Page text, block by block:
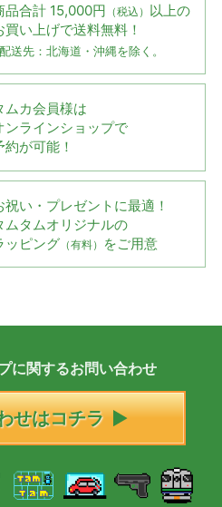
品合計 15,000円 （税込） 以上の
買い上げで送料無料！
送先：北海道・沖縄を除く。
ムカ会員様は
ンラインショップで
約が可能！
祝い・プレゼントに最適！
ムタムオリジナルの
ッピング （有料） をご用意
に関するお問い合わせ
せはコチラ